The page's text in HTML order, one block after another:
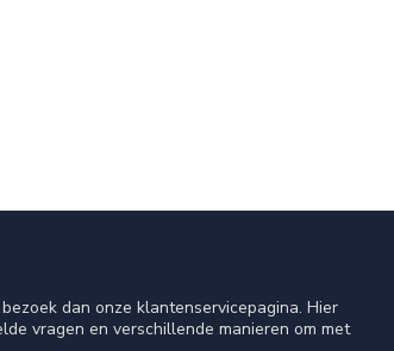
dan onze klantenservicepagina. Hier
vragen en verschillende manieren om met